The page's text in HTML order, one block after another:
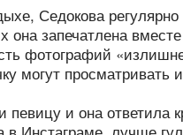
Седокова
запечатлена
фотографий
могут просматривать
певицу и она ответила